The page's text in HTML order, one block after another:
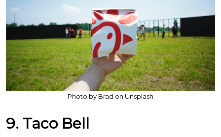
Photo by Brad on Unsplash
9. Taco Bell